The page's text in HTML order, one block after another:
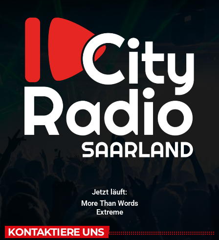
Jetzt läuft:
More Than Words
Extreme
KONTAKTIERE UNS